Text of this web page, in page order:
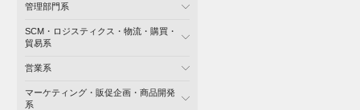
管理部門系
SCM・ロジスティクス・物流・購買・
貿易系
営業系
マーケティング・販促企画・商品開発
系